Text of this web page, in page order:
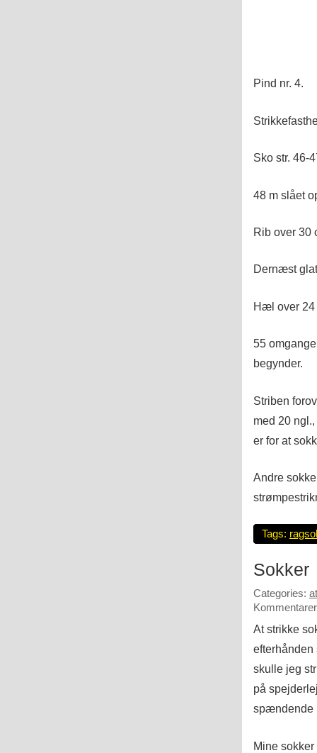
Pind nr. 4.
Sko str. 46-
48 m slået
Rib over 30
Dernæst
Hæl over 24
55
begynder.
Striben
med 20
er for at
Andre
Tags:
Sokker
Categories:
At strikke
efterhånden
skulle jeg
på
spændende
Mine